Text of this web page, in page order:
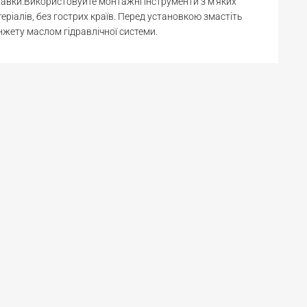
без гострих країв. Перед установкою змастіть
маслом гідравлічної системи.